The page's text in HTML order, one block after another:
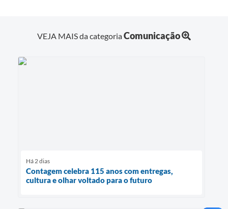
VEJA MAIS da categoriaComunicação
Há 2 dias
Contagem celebra 115 anos com entregas,
cultura e olhar voltado para o futuro